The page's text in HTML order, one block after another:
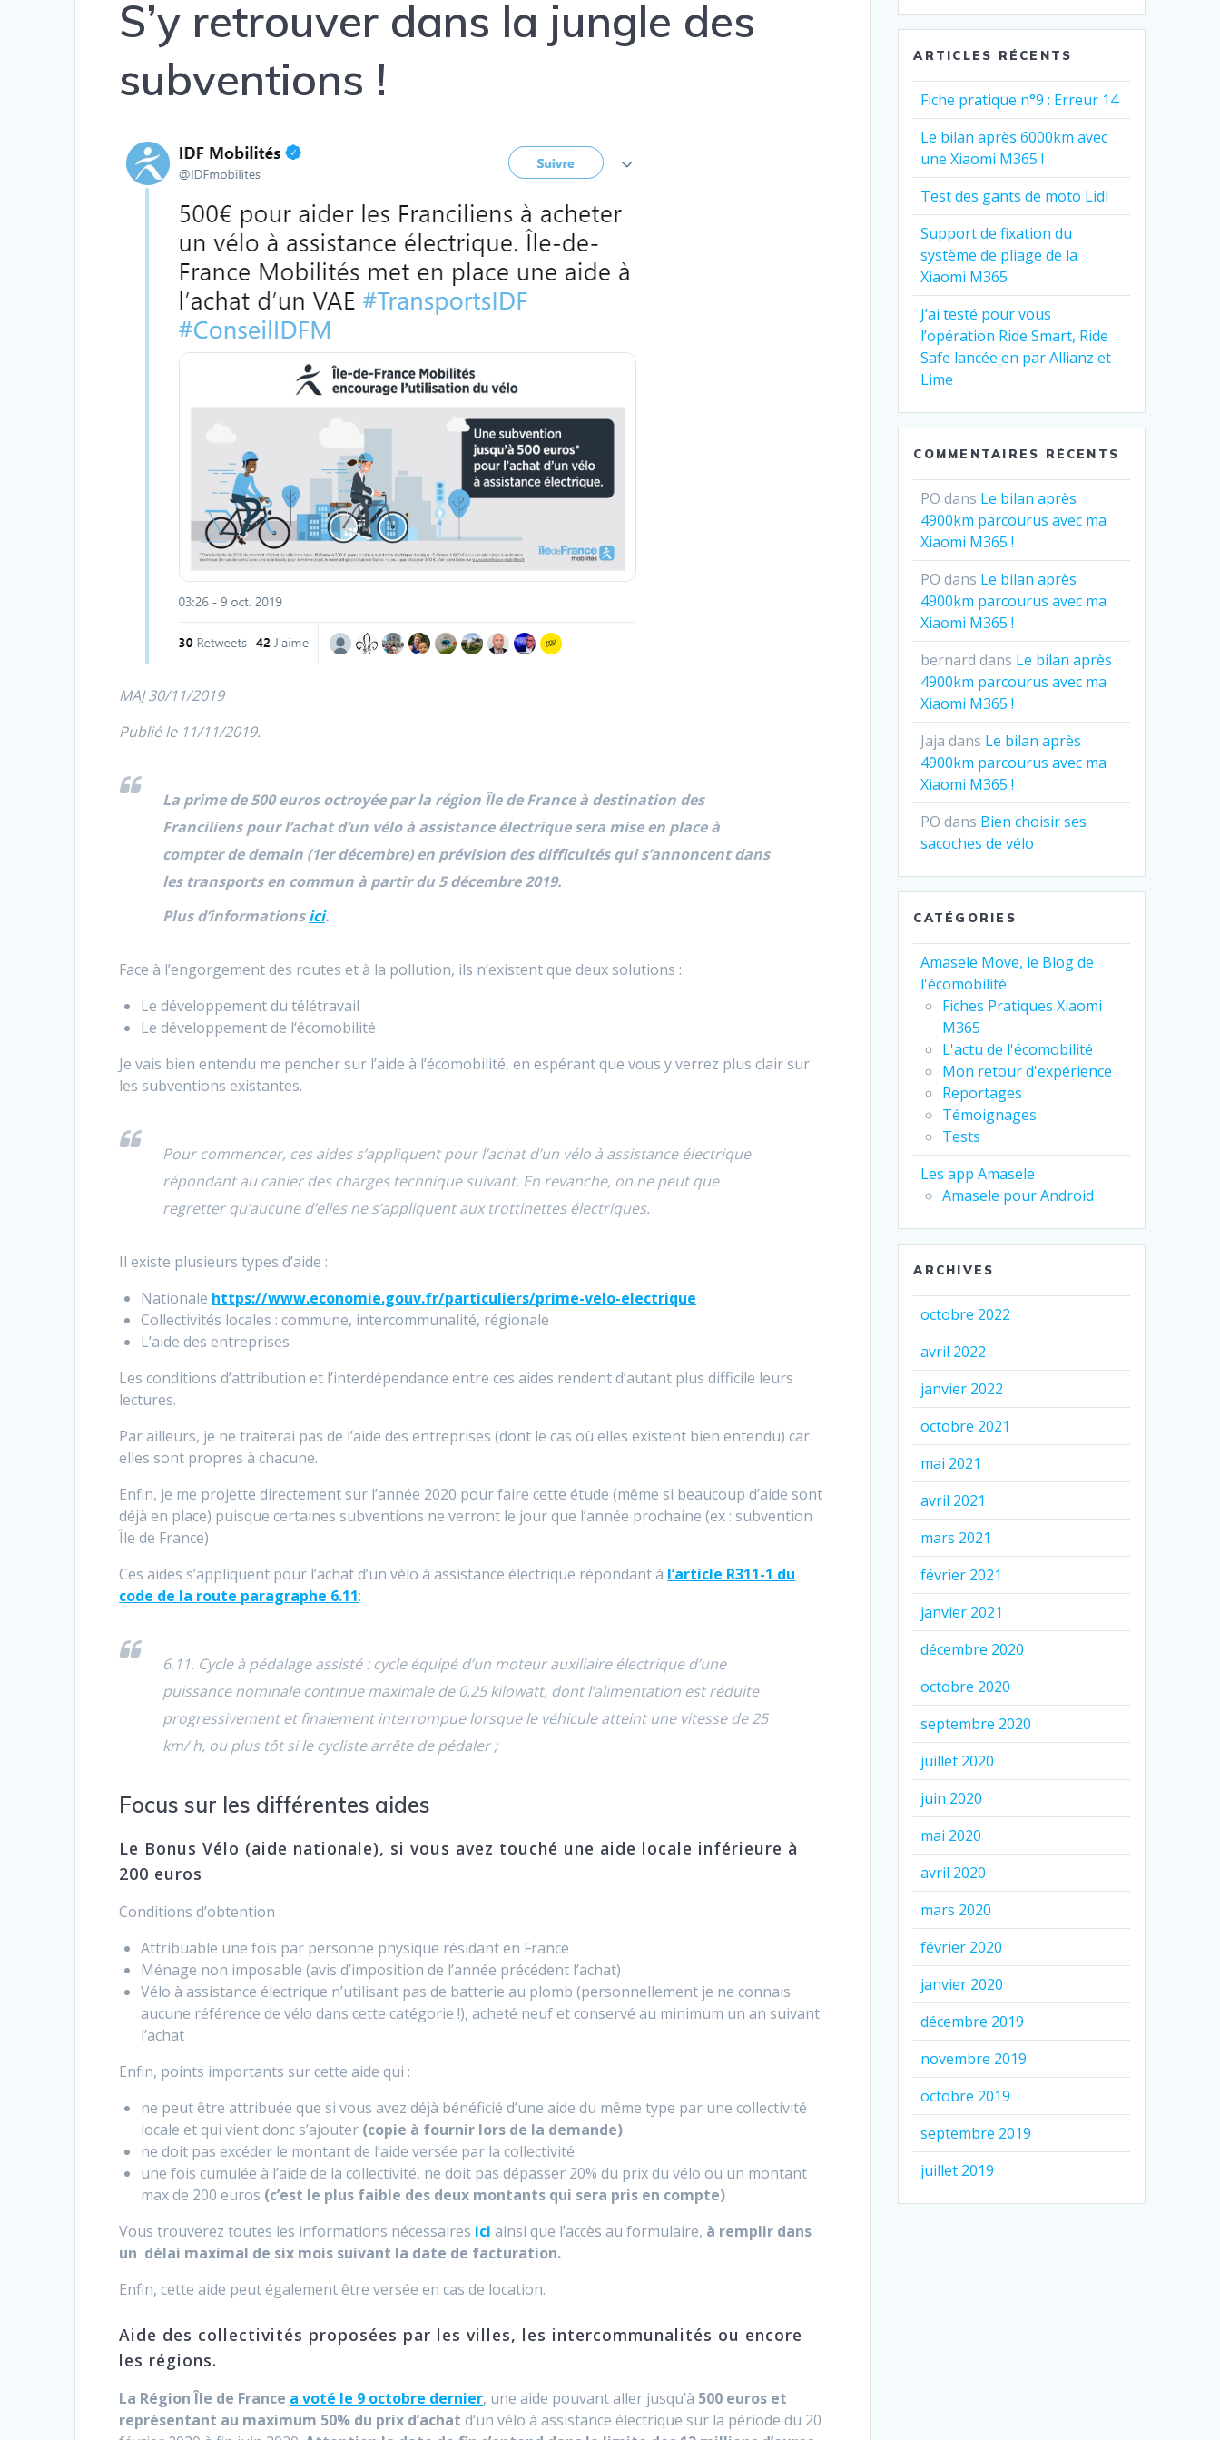
S’y retrouver dans la jungle des
subventions !
MAJ 30/11/2019
Publié le 11/11/2019.
La prime de 500 euros octroyée par la région Île de France à destination des
Franciliens pour l’achat d’un vélo à assistance électrique sera mise en place à
compter de demain (1er décembre) en prévision des difficultés qui s’annoncent dans
les transports en commun à partir du 5 décembre 2019.
Plus d’informationsici.
Face à l’engorgement des routes et à la pollution, ils n’existent que deux solutions :
Le développement du télétravail
Le développement de l‘écomobilité
Je vais bien entendu me pencher sur l’aide à l’écomobilité, en espérant que vous y verrez plus clair sur
les subventions existantes.
Pour commencer, ces aides s’appliquent pour l’achat d’un vélo à assistance électrique
répondant au cahier des charges technique suivant. En revanche, on ne peut que
regretter qu’aucune d’elles ne s’appliquent aux trottinettes électriques.
Il existe plusieurs types d’aide :
Nationale https://www.economie.gouv.fr/particuliers/prime-velo-electrique
Collectivités locales : commune, intercommunalité, régionale
L’aide des entreprises
Les conditions d’attribution et l’interdépendance entre ces aides rendent d’autant plus difficile leurs
lectures.
Par ailleurs, je ne traiterai pas de l’aide des entreprises (dont le cas où elles existent bien entendu) car
elles sont propres à chacune.
Enfin, je me projette directement sur l’année 2020 pour faire cette étude (même si beaucoup d’aide sont
déjà en place) puisque certaines subventions ne verront le jour que l’année prochaine (ex : subvention
Île de France)
Ces aides s’appliquent pour l’achat d’un vélo à assistance électrique répondant à l’article R311-1 du
code de la route paragraphe 6.11:
6.11. Cycle à pédalage assisté : cycle équipé d’un moteur auxiliaire électrique d’une
puissance nominale continue maximale de 0,25 kilowatt, dont l’alimentation est réduite
progressivement et finalement interrompue lorsque le véhicule atteint une vitesse de 25
km/ h, ou plus tôt si le cycliste arrête de pédaler ;
Focus sur les différentes aides
Le Bonus Vélo (aide nationale), si vous avez touché une aide locale inférieure à
200 euros
Conditions d’obtention :
Attribuable une fois par personne physique résidant en France
Ménage non imposable (avis d’imposition de l’année précédent l’achat)
Vélo à assistance électrique n’utilisant pas de batterie au plomb (personnellement je ne connais
aucune référence de vélo dans cette catégorie !), acheté neuf et conservé au minimum un an suivant
l’achat
Enfin, points importants sur cette aide qui :
ne peut être attribuée que si vous avez déjà bénéficié d’une aide du même type par une collectivité
locale et qui vient donc s’ajouter (copie à fournir lors de la demande)
ne doit pas excéder le montant de l’aide versée par la collectivité
une fois cumulée à l’aide de la collectivité, ne doit pas dépasser 20% du prix du vélo ou un montant
max de 200 euros (c’est le plus faible des deux montants qui sera pris en compte)
Vous trouverez toutes les informations nécessaires ici ainsi que l’accès au formulaire, à remplir dans
un délai maximal de six mois suivant la date de facturation.
Enfin, cette aide peut également être versée en cas de location.
Aide des collectivités proposées par les villes, les intercommunalités ou encore
les régions.
La Région Île de France a voté le 9 octobre dernier, une aide pouvant aller jusqu’à 500 euros et
représentant au maximum 50% du prix d’achat d’un vélo à assistance électrique sur la période du 20
:
ARTICLES RÉCENTS
Fiche pratique n°9 : Erreur 14
Le bilan après 6000km avec
une Xiaomi M365 !
Test des gants de moto Lidl
Support de fixation du
système de pliage de la
Xiaomi M365
J’ai testé pour vous
l’opération Ride Smart, Ride
Safe lancée en par Allianz et
Lime
COMMENTAIRES RÉCENTS
PO dans Le bilan après
4900km parcourus avec ma
Xiaomi M365 !
PO dans Le bilan après
4900km parcourus avec ma
Xiaomi M365 !
bernard dans Le bilan après
4900km parcourus avec ma
Xiaomi M365 !
Jaja dans Le bilan après
4900km parcourus avec ma
Xiaomi M365 !
PO dans Bien choisir ses
sacoches de vélo
CATÉGORIES
Amasele Move, le Blog de
l'écomobilité
Fiches Pratiques Xiaomi
M365
L'actu de l'écomobilité
Mon retour d'expérience
Reportages
Témoignages
Tests
Les app Amasele
Amasele pour Android
ARCHIVES
octobre 2022
avril 2022
janvier 2022
octobre 2021
mai 2021
avril 2021
mars 2021
février 2021
janvier 2021
décembre 2020
octobre 2020
septembre 2020
juillet 2020
juin 2020
mai 2020
avril 2020
mars 2020
février 2020
janvier 2020
décembre 2019
novembre 2019
octobre 2019
septembre 2019
juillet 2019